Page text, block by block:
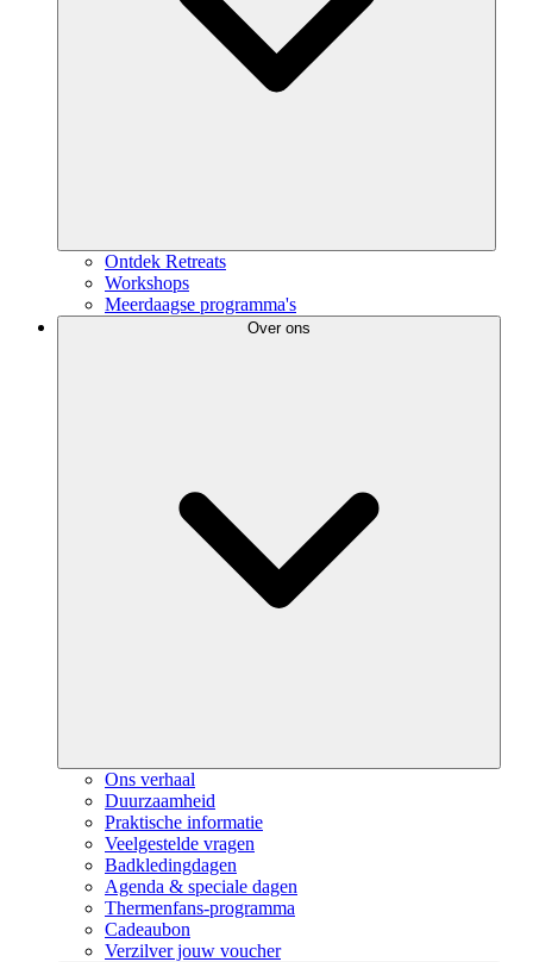
Ontdek Retreats
Workshops
Meerdaagse programma's
Over ons
Ons verhaal
Duurzaamheid
Praktische informatie
Veelgestelde vragen
Badkledingdagen
Agenda & speciale dagen
Thermenfans-programma
Cadeaubon
Verzilver jouw voucher